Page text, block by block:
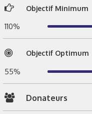
Objectif Minimum
110%
Objectif Optimum
55%
Donateurs